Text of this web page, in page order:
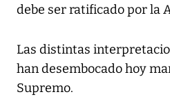
debe ser ratificado por la
Las distintas
han desembocado hoy
Supremo.